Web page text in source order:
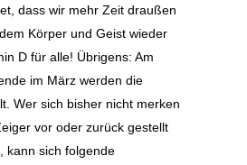
dass wir mehr Zeit draußen
Körper und Geist wieder
D für alle! Übrigens: Am
im März werden die
Wer sich bisher nicht merken
vor oder zurück gestellt
kann sich folgende